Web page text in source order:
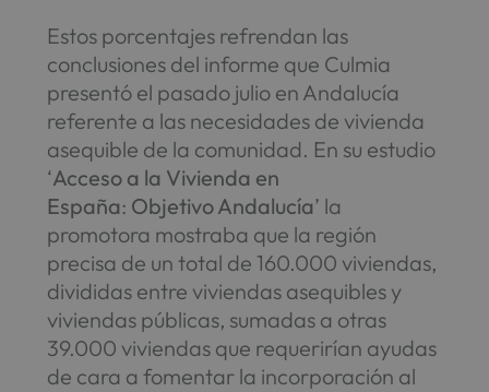
Estos porcentajes refrendan las
conclusiones del informe que Culmia
presentó el pasado julio en Andalucía
referente a las necesidades de vivienda
asequible de la comunidad. En su estudio
‘Acceso a la Vivienda en
España: Objetivo Andalucía’ la
promotora mostraba que la región
precisa de un total de 160.000 viviendas,
divididas entre viviendas asequibles y
viviendas públicas, sumadas a otras
39.000 viviendas que requerirían ayudas
de cara a fomentar la incorporación al